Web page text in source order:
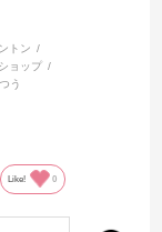
トン
ョップ
う
Like! 0